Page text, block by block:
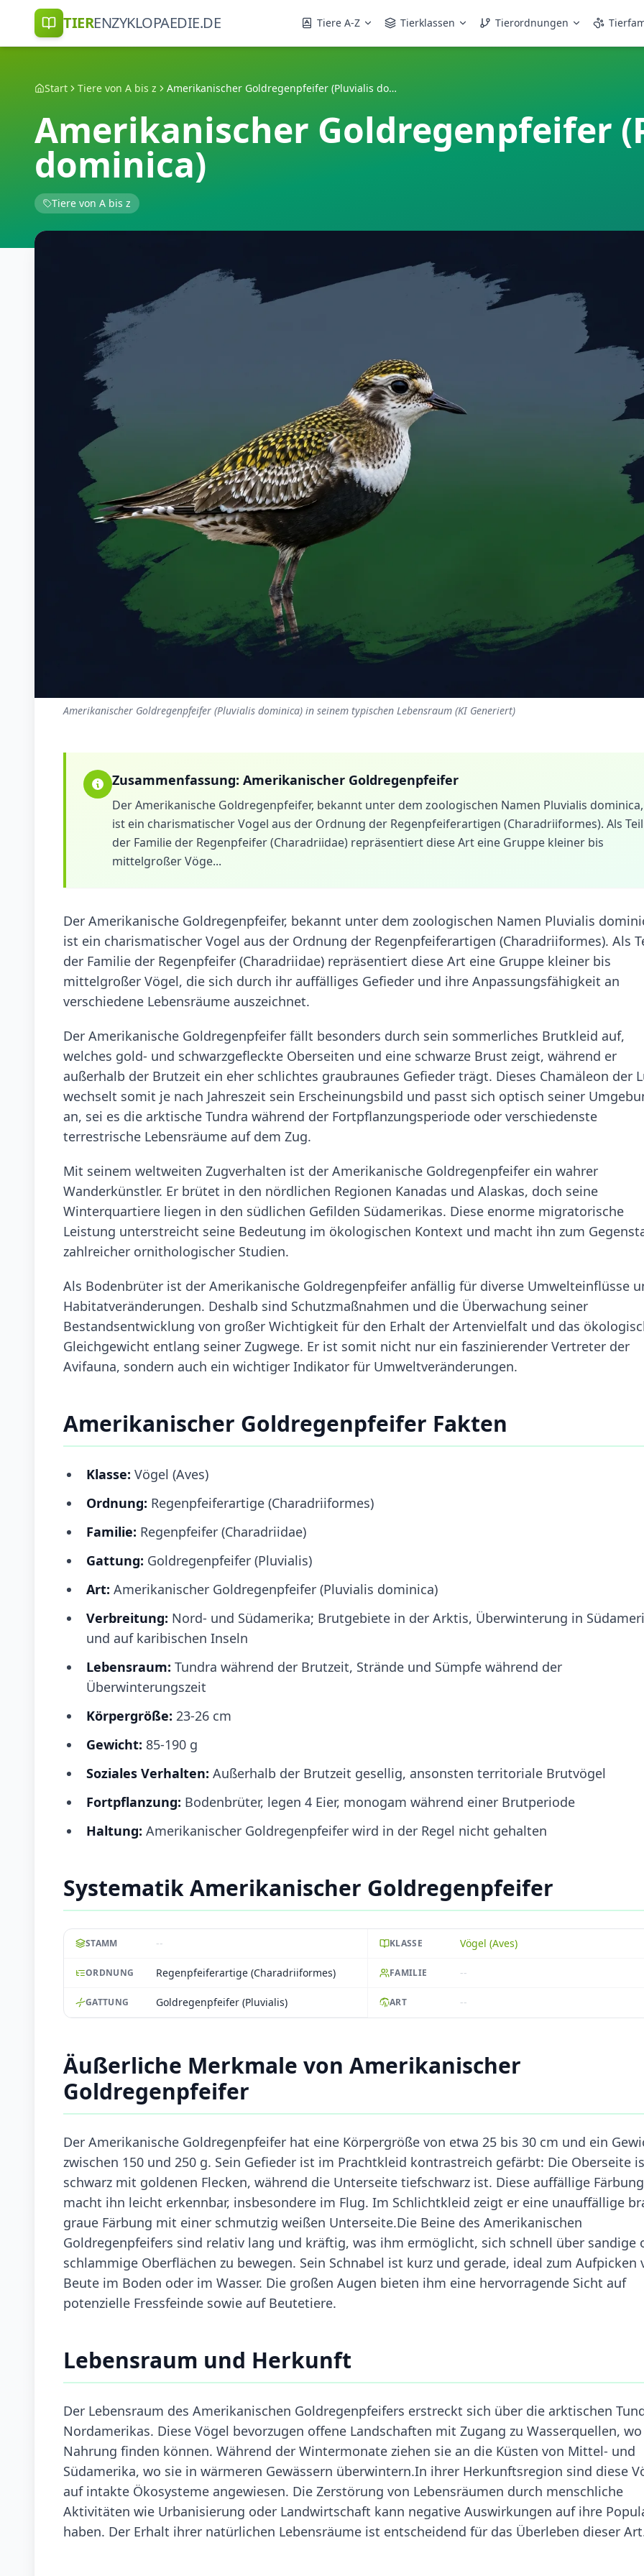
TIERENZYKLOPAEDIE.DE Tiere A-Z Tierklassen Tierordnungen
Start Tiere von A bis z Amerikanischer Goldregenpfeifer (Pluvialis dominica)
Amerikanischer Goldregenpfeifer
dominica)
Tiere von A bis z
Amerikanischer Goldregenpfeifer (Pluvialis dominica) in seinem typischen Lebensraum (KI Generiert)
Zusammenfassung: Amerikanischer Goldregenpfeifer
Der Amerikanische Goldregenpfeifer, bekannt unter dem zoologischen Namen Pluvialis dominica,
ist ein charismatischer Vogel aus der Ordnung der Regenpfeiferartigen (Charadriiformes). Als Teil
der Familie der Regenpfeifer (Charadriidae) repräsentiert diese Art eine Gruppe kleiner bis
mittelgroßer Vöge...
Der Amerikanische Goldregenpfeifer, bekannt unter dem zoologischen Namen Pluvialis
ist ein charismatischer Vogel aus der Ordnung der Regenpfeiferartigen (Charadriiformes). Als
der Familie der Regenpfeifer (Charadriidae) repräsentiert diese Art eine Gruppe kleiner bis
mittelgroßer Vögel, die sich durch ihr auffälliges Gefieder und ihre Anpassungsfähigkeit an
verschiedene Lebensräume auszeichnet.
Der Amerikanische Goldregenpfeifer fällt besonders durch sein sommerliches Brutkleid auf,
welches gold- und schwarzgefleckte Oberseiten und eine schwarze Brust zeigt, während er
außerhalb der Brutzeit ein eher schlichtes graubraunes Gefieder trägt. Dieses Chamäleon der
wechselt somit je nach Jahreszeit sein Erscheinungsbild und passt sich optisch seiner
an, sei es die arktische Tundra während der Fortpflanzungsperiode oder verschiedenste
terrestrische Lebensräume auf dem Zug.
Mit seinem weltweiten Zugverhalten ist der Amerikanische Goldregenpfeifer ein wahrer
Wanderkünstler. Er brütet in den nördlichen Regionen Kanadas und Alaskas, doch seine
Winterquartiere liegen in den südlichen Gefilden Südamerikas. Diese enorme migratorische
Leistung unterstreicht seine Bedeutung im ökologischen Kontext und macht ihn zum
zahlreicher ornithologischer Studien.
Als Bodenbrüter ist der Amerikanische Goldregenpfeifer anfällig für diverse Umwelteinflüsse
Habitatveränderungen. Deshalb sind Schutzmaßnahmen und die Überwachung seiner
Bestandsentwicklung von großer Wichtigkeit für den Erhalt der Artenvielfalt und das
Gleichgewicht entlang seiner Zugwege. Er ist somit nicht nur ein faszinierender Vertreter der
Avifauna, sondern auch ein wichtiger Indikator für Umweltveränderungen.
Amerikanischer Goldregenpfeifer Fakten
Klasse: Vögel (Aves)
Ordnung: Regenpfeiferartige (Charadriiformes)
Familie: Regenpfeifer (Charadriidae)
Gattung: Goldregenpfeifer (Pluvialis)
Art: Amerikanischer Goldregenpfeifer (Pluvialis dominica)
Verbreitung: Nord- und Südamerika; Brutgebiete in der Arktis, Überwinterung in
und auf karibischen Inseln
Lebensraum: Tundra während der Brutzeit, Strände und Sümpfe während der
Überwinterungszeit
Körpergröße: 23-26 cm
Gewicht: 85-190 g
Soziales Verhalten: Außerhalb der Brutzeit gesellig, ansonsten territoriale Brutvögel
Fortpflanzung: Bodenbrüter, legen 4 Eier, monogam während einer Brutperiode
Haltung: Amerikanischer Goldregenpfeifer wird in der Regel nicht gehalten
Systematik Amerikanischer Goldregenpfeifer
STAMM -- KLASSE Vögel (Aves)
ORDNUNG Regenpfeiferartige (Charadriiformes) FAMILIE --
GATTUNG Goldregenpfeifer (Pluvialis) ART --
Äußerliche Merkmale von Amerikanischer
Goldregenpfeifer
Der Amerikanische Goldregenpfeifer hat eine Körpergröße von etwa 25 bis 30 cm und ein
zwischen 150 und 250 g. Sein Gefieder ist im Prachtkleid kontrastreich gefärbt: Die Oberseite
schwarz mit goldenen Flecken, während die Unterseite tiefschwarz ist. Diese auffällige Färbung
macht ihn leicht erkennbar, insbesondere im Flug. Im Schlichtkleid zeigt er eine unauffällige
graue Färbung mit einer schmutzig weißen Unterseite.Die Beine des Amerikanischen
Goldregenpfeifers sind relativ lang und kräftig, was ihm ermöglicht, sich schnell über sandige
schlammige Oberflächen zu bewegen. Sein Schnabel ist kurz und gerade, ideal zum Aufpicken
Beute im Boden oder im Wasser. Die großen Augen bieten ihm eine hervorragende Sicht auf
potenzielle Fressfeinde sowie auf Beutetiere.
Lebensraum und Herkunft
Der Lebensraum des Amerikanischen Goldregenpfeifers erstreckt sich über die arktischen
Nordamerikas. Diese Vögel bevorzugen offene Landschaften mit Zugang zu Wasserquellen,
Nahrung finden können. Während der Wintermonate ziehen sie an die Küsten von Mittel- und
Südamerika, wo sie in wärmeren Gewässern überwintern.In ihrer Herkunftsregion sind diese
auf intakte Ökosysteme angewiesen. Die Zerstörung von Lebensräumen durch menschliche
Aktivitäten wie Urbanisierung oder Landwirtschaft kann negative Auswirkungen auf ihre
haben. Der Erhalt ihrer natürlichen Lebensräume ist entscheidend für das Überleben dieser